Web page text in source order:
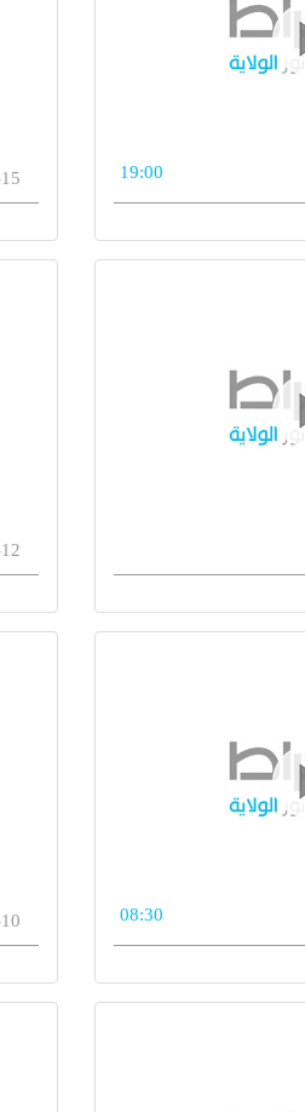
19:00 15- الإحتجاج الحسيني
12- البصيرة الحسينية
08:30 10- التضحية الحسينية